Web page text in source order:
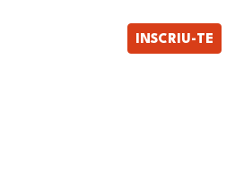
INSCRIU-TE